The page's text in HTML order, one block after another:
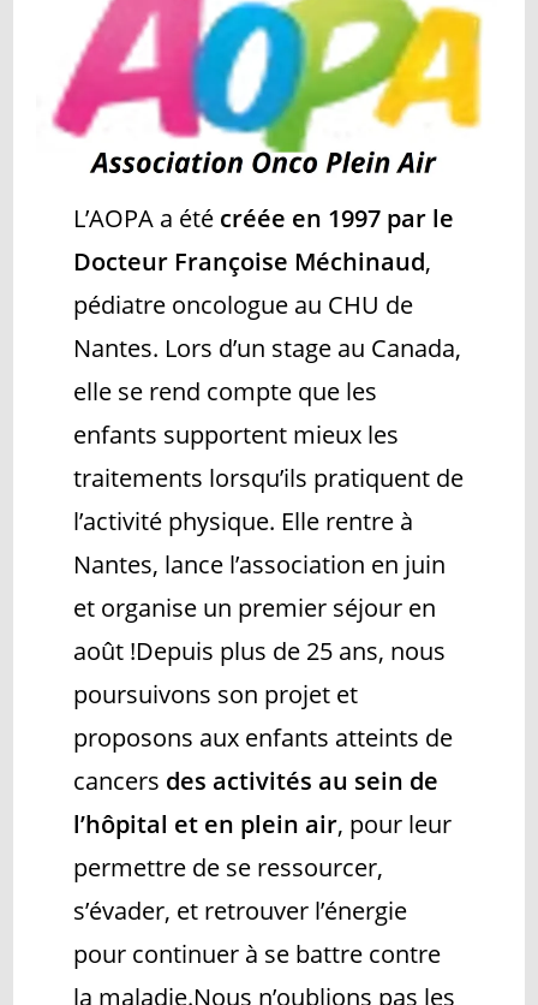
L’AOPA a été créée en 1997 par le
Docteur Françoise Méchinaud,
pédiatre oncologue au CHU de
Nantes. Lors d’un stage au Canada,
elle se rend compte que les
enfants supportent mieux les
traitements lorsqu’ils pratiquent de
l’activité physique. Elle rentre à
Nantes, lance l’association en juin
et organise un premier séjour en
août !​Depuis plus de 25 ans, nous
poursuivons son projet et
proposons aux enfants atteints de
cancers des activités au sein de
l’hôpital et en plein air, pour leur
permettre de se ressourcer,
s’évader, et retrouver l’énergie
pour continuer à se battre contre
la maladie.​Nous n’oublions pas les